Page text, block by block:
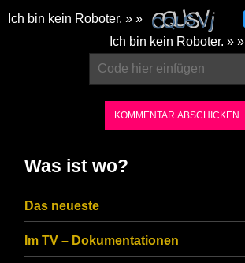
Ich bin kein Roboter. » »
CAPTCHA
ensure
Ich bin kein Roboter. » »
Was ist wo?
Das neueste
Im TV – Dokumentationen